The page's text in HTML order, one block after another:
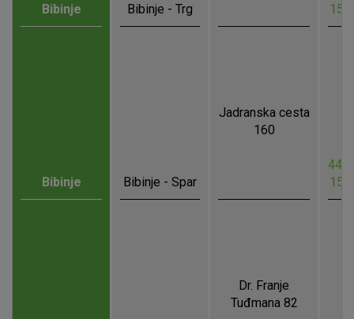
Bibinje Bibinje - Trg
Bibinje Bibinje - Spar
Jadranska cesta
160
Dr. Franje
Tuđmana 82